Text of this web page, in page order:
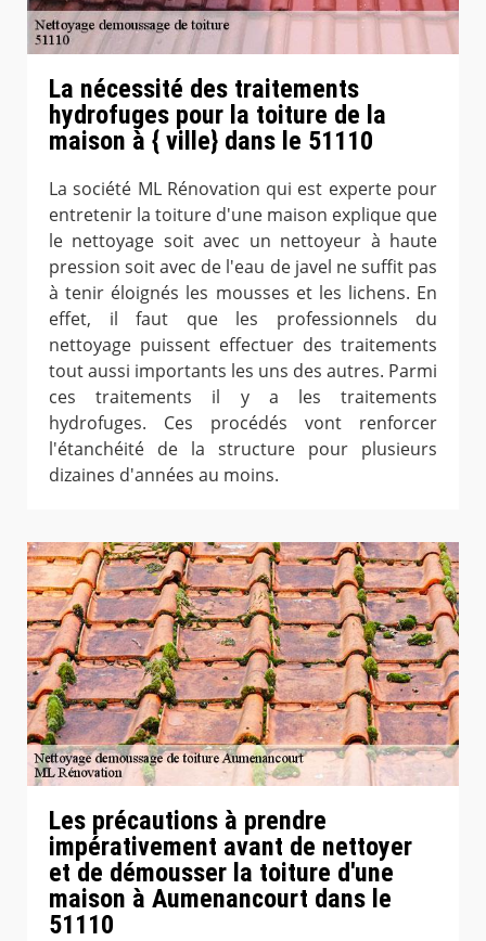
La nécessité des traitements
hydrofuges pour la toiture de la
maison à { ville} dans le 51110
La société ML Rénovation qui est experte pour
entretenir la toiture d'une maison explique que
le nettoyage soit avec un nettoyeur à haute
pression soit avec de l'eau de javel ne suffit pas
à tenir éloignés les mousses et les lichens. En
effet, il faut que les professionnels du
nettoyage puissent effectuer des traitements
tout aussi importants les uns des autres. Parmi
ces traitements il y a les traitements
hydrofuges. Ces procédés vont renforcer
l'étanchéité de la structure pour plusieurs
dizaines d'années au moins.
Les précautions à prendre
impérativement avant de nettoyer
et de démousser la toiture d'une
maison à Aumenancourt dans le
51110